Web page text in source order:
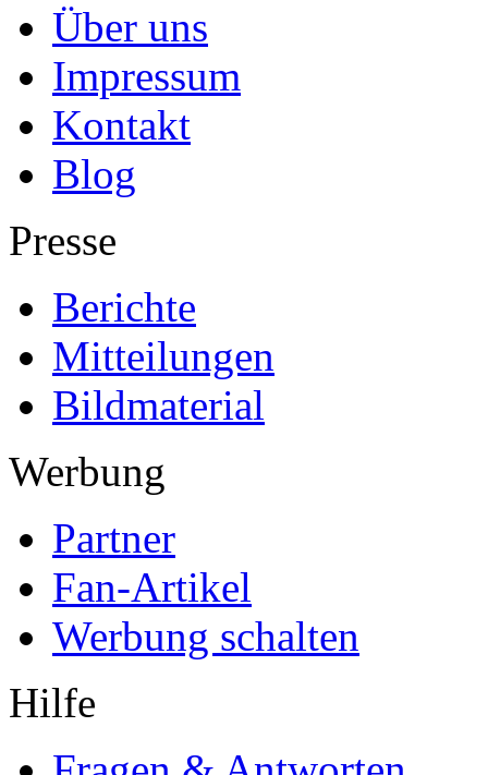
Über uns
Impressum
Kontakt
Blog
Presse
Berichte
Mitteilungen
Bildmaterial
Werbung
Partner
Fan-Artikel
Werbung schalten
Hilfe